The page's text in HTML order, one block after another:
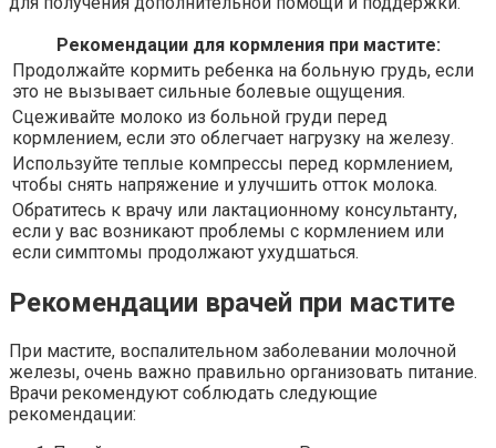
Рекомендации для кормления при мастите:
Продолжайте кормить ребенка на больную грудь, если
это не вызывает сильные болевые ощущения.
Сцеживайте молоко из больной груди перед
кормлением, если это облегчает нагрузку на железу.
Используйте теплые компрессы перед кормлением,
чтобы снять напряжение и улучшить отток молока.
Обратитесь к врачу или лактационному консультанту,
если у вас возникают проблемы с кормлением или
если симптомы продолжают ухудшаться.
Рекомендации врачей при мастите
При мастите, воспалительном заболевании молочной
железы, очень важно правильно организовать питание.
Врачи рекомендуют соблюдать следующие
рекомендации: